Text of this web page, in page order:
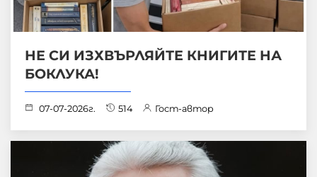
НЕ СИ ИЗХВЪРЛЯЙТЕ КНИГИТЕ НА
БОКЛУКА!
07-07-2026г. 514 Гост-автор